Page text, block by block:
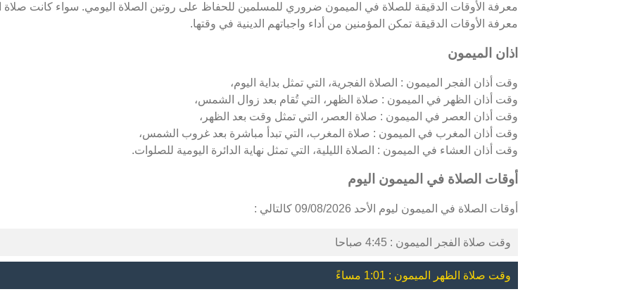
معرفة الأوقات الدقيقة للصلاة في الميمون ضروري للمسلمين للحفاظ على روتين الصلاة اليومي. سواء كانت صلاة
معرفة الأوقات الدقيقة تمكن المؤمنين من أداء واجباتهم الدينية في وقتها.
اذان الميمون
وقت أذان الفجر الميمون : الصلاة الفجرية، التي تمثل بداية اليوم،
وقت أذان الظهر في الميمون : صلاة الظهر، التي تُقام بعد زوال الشمس،
وقت أذان العصر في الميمون : صلاة العصر، التي تمثل وقت بعد الظهر،
وقت أذان المغرب في الميمون : صلاة المغرب، التي تبدأ مباشرة بعد غروب الشمس،
وقت أذان العشاء في الميمون : الصلاة الليلية، التي تمثل نهاية الدائرة اليومية للصلوات.
أوقات الصلاة في الميمون اليوم
أوقات الصلاة في الميمون ليوم الأحد 09/08/2026 كالتالي :
وقت صلاة الفجر الميمون : 4:45 صباحا
وقت صلاة الظهر الميمون : 1:01 مساءً